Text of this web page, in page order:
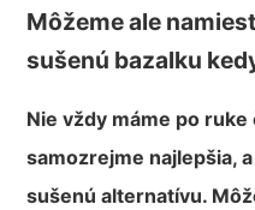
Môžeme ale
sušenú bazalku
Nie vždy máme po
samozrejme najlepšia,
sušenú alternatívu.